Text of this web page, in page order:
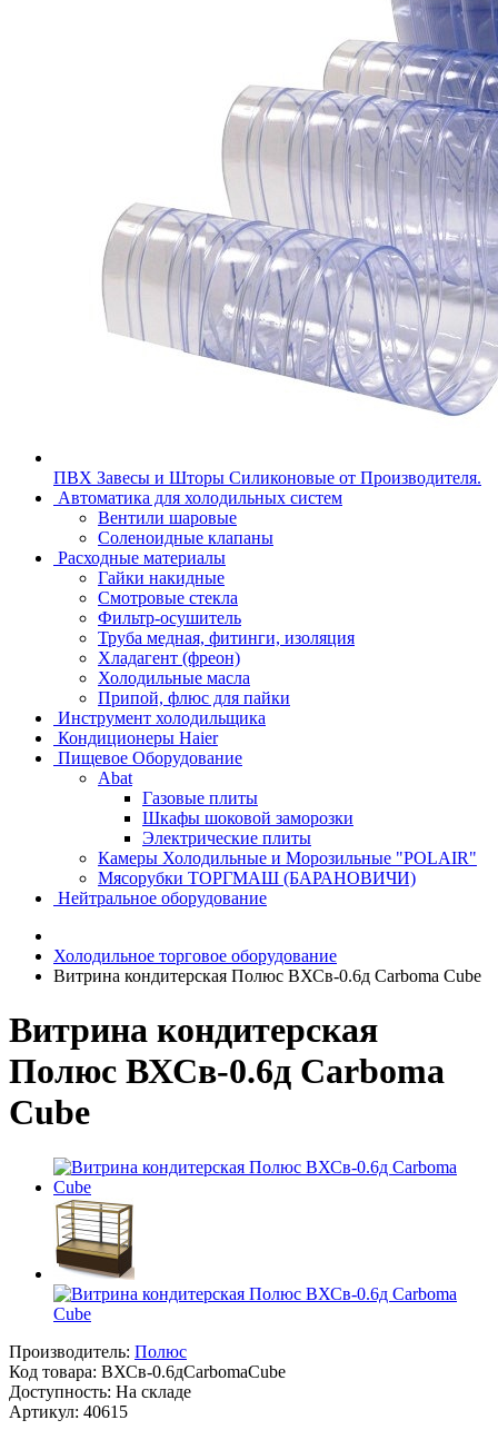
ПВХ Завесы и Шторы Силиконовые от Производителя.
Автоматика для холодильных систем
Вентили шаровые
Соленоидные клапаны
Расходные материалы
Гайки накидные
Смотровые стекла
Фильтр-осушитель
Труба медная, фитинги, изоляция
Хладагент (фреон)
Холодильные масла
Припой, флюс для пайки
Инструмент холодильщика
Кондиционеры Haier
Пищевое Оборудование
Abat
Газовые плиты
Шкафы шоковой заморозки
Электрические плиты
Камеры Холодильные и Морозильные "POLAIR"
Мясорубки ТОРГМАШ (БАРАНОВИЧИ)
Нейтральное оборудование
Холодильное торговое оборудование
Витрина кондитерская Полюс ВХСв-0.6д Carboma Cube
Витрина кондитерская
Полюс ВХСв-0.6д Carboma
Cube
Производитель: Полюс
Код товара: ВХСв-0.6дCarbomaCube
Доступность: На складе
Артикул: 40615